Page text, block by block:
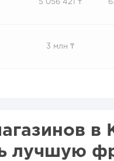
5 056 421 ₸
3 млн ₸
в
лучшую